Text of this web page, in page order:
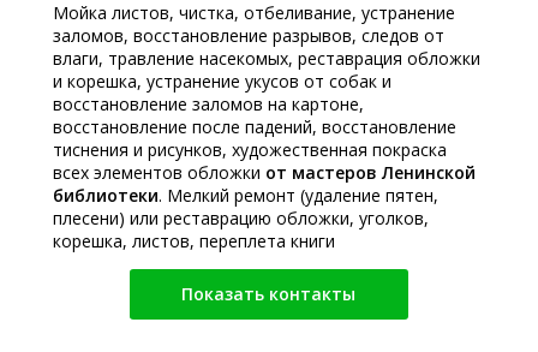
Мойка листов, чистка, отбеливание, устранение
заломов, восстановление разрывов, следов от
влаги, травление насекомых, реставрация обложки
и корешка, устранение укусов от собак и
восстановление заломов на картоне,
восстановление после падений, восстановление
тиснения и рисунков, художественная покраска
всех элементов обложки от мастеров Ленинской
библиотеки. Мелкий ремонт (удаление пятен,
плесени) или реставрацию обложки, уголков,
корешка, листов, переплета книги
Показать контакты